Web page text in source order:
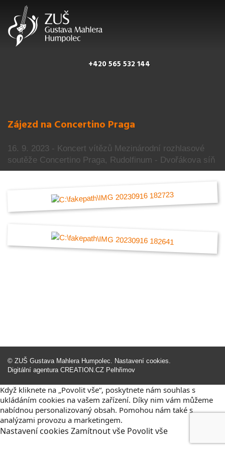
+420 565 532 144
Zájezd na Concertino Praga
16. 9. 2023 - Koncert vítězů Mezinárodní rozhlasové
soutěže Concertino Praga, Rudolfinum - Dvořákova síň
© ZUŠ Gustava Mahlera Humpolec. Nastavení cookies.
Digitální agentura CREATION.CZ Pelhřimov
Když kliknete na „Povolit vše“, poskytnete nám souhlas s
ukládáním cookies na vašem zařízení. Díky nim vám můžeme
nabídnou personalizovaný obsah. Pomohou nám také s
analýzami provozu a marketingem.
Nastavenícookies Zamítnoutvše Povolitvše